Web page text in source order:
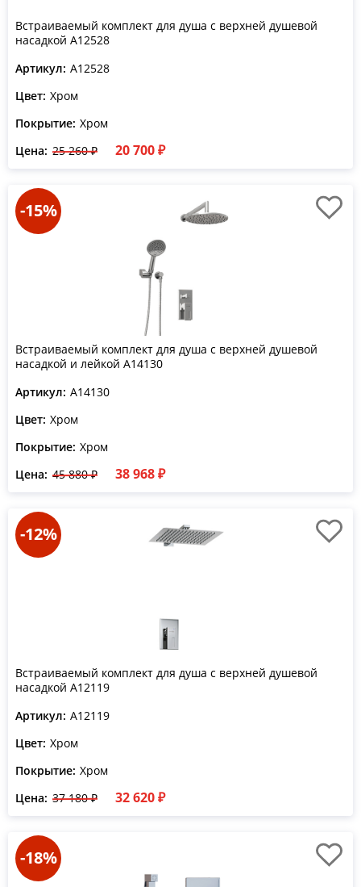
Встраиваемый комплект для душа с верхней душевой
насадкой A12528
Артикул: A12528
Цвет: Хром
Покрытие: Хром
Цена: 25 260 ₽ 20 700 ₽
-15%
Встраиваемый комплект для душа с верхней душевой
насадкой и лейкой A14130
Артикул: A14130
Цвет: Хром
Покрытие: Хром
Цена: 45 880 ₽ 38 968 ₽
-12%
Встраиваемый комплект для душа с верхней душевой
насадкой A12119
Артикул: A12119
Цвет: Хром
Покрытие: Хром
Цена: 37 180 ₽ 32 620 ₽
-18%